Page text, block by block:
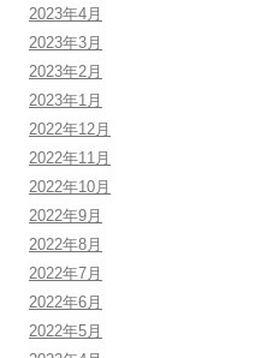
2023年4月
2023年3月
2023年2月
2023年1月
2022年12月
2022年11月
2022年10月
2022年9月
2022年8月
2022年7月
2022年6月
2022年5月